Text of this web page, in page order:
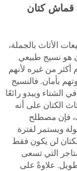
قماش كتان
الأثاث بالجملة،
هو نسيج طبيعي
من غيره لأنهم
بأمان. فالنسيج
الشتاء ويبدو رائعًا
الكتان على أنه
فإن مصطلح
ويستمر لفترة
لن يكون فقط
التي تسعى
علاوةً على